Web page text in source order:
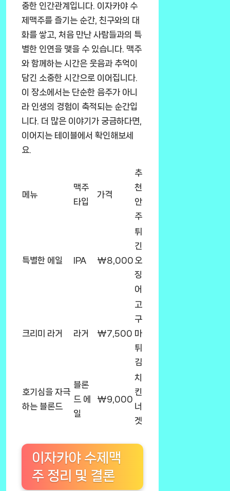
중한 인간관계입니다. 이자카야 수
제맥주를 즐기는 순간, 친구와의 대
화를 쌓고, 처음 만난 사람들과의 특
별한 인연을 맺을 수 있습니다. 맥주
와 함께하는 시간은 웃음과 추억이
담긴 소중한 시간으로 이어집니다.
이 장소에서는 단순한 음주가 아니
라 인생의 경험이 축적되는 순간입
니다. 더 많은 이야기가 궁금하다면,
이어지는 테이블에서 확인해보세
요.
메뉴
맥주
타입
가격
추
천
안
주
특별한 에일 IPA ₩8,000
튀
긴
오
징
어
크리미 라거 라거 ₩7,500
고
구
마
튀
김
호기심을 자극
하는 블론드
블론
드 에
일
₩9,000
치
킨
너
겟
이자카야 수제맥
주 정리 및 결론